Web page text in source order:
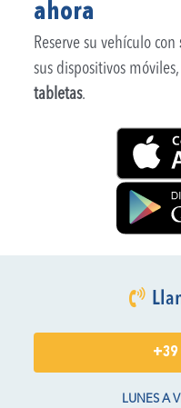
ahora
Reserve su vehículo con
sus dispositivos
tabletas.
+39
LUNES A